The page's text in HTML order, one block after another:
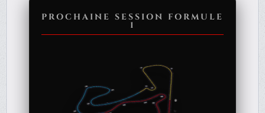
PROCHAINE SESSION FORMULE
1